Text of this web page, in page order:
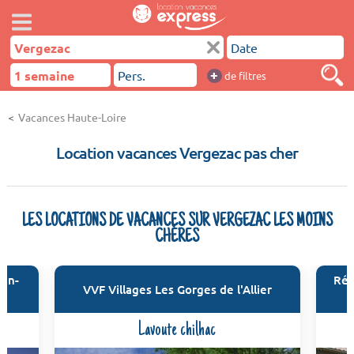
+ de filtres
Vacances Haute-Loire
Location vacances Vergezac pas cher
LES LOCATIONS DE VACANCES SUR VERGEZAC LES MOINS
CHÈRES
VVF Villages Les Gorges de l'Allier
Lavoute chilhac